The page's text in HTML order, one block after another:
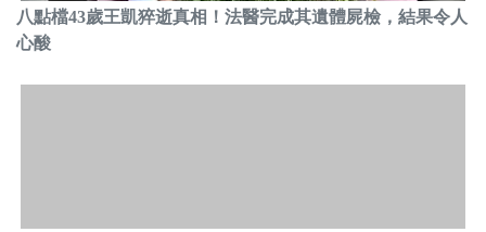
八點檔43歲王凱猝逝真相！法醫完成其遺體屍檢，結果令人
心酸